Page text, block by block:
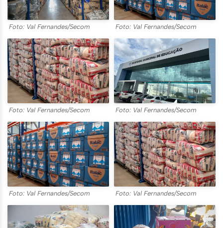
Foto: Val Fernandes/Secom Foto: Val Fernandes/Secom
Foto: Val Fernandes/Secom Foto: Val Fernandes/Secom
Foto: Val Fernandes/Secom Foto: Val Fernandes/Secom